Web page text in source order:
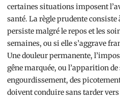
certaines situations imposent
santé. La règle prudente
persiste malgré le repos et les
semaines, ou si elle s’aggrave
Une douleur permanente,
gêne marquée, ou l’apparition
engourdissement, des
doivent conduire sans tarder